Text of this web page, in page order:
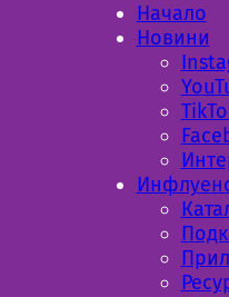
Начало
Новини